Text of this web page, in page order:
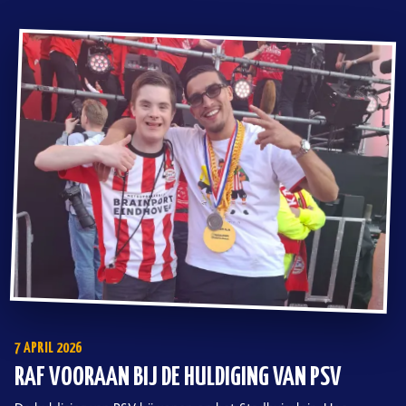
7 APRIL 2026
RAF VOORAAN BIJ DE HULDIGING VAN PSV